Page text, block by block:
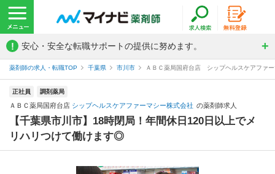
! 安心・安全な転職サポートの提供に努めます。
薬剤師の求人・転職TOP 千葉県 市川市 ＡＢＣ薬局国府台店 シップヘルスケアファ
正社員 調剤薬局
ＡＢＣ薬局国府台店 シップヘルスケアファーマシー株式会社 の薬剤師求人
【千葉県市川市】18時閉局！年間休日120日以上でメ
リハリつけて働けます◎